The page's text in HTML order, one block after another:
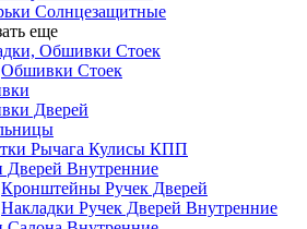
Солнцезащитные
еще
Обшивки Стоек
Обшивки Стоек
Дверей
Рычага Кулисы КПП
Дверей Внутренние
Кронштейны Ручек Дверей
Накладки Ручек Дверей Внутренние